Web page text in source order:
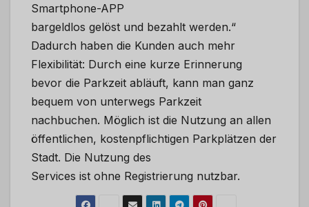
Smartphone-APP
bargeldlos gelöst und bezahlt werden.“
Dadurch haben die Kunden auch mehr
Flexibilität: Durch eine kurze Erinnerung
bevor die Parkzeit abläuft, kann man ganz
bequem von unterwegs Parkzeit
nachbuchen. Möglich ist die Nutzung an allen
öffentlichen, kostenpflichtigen Parkplätzen der
Stadt. Die Nutzung des
Services ist ohne Registrierung nutzbar.